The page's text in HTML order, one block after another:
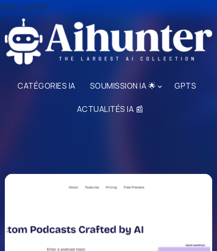
stat counter
CATÉGORIES IA SOUMISSION IA 🌟 GPTS
ACTUALITÉS IA 📰